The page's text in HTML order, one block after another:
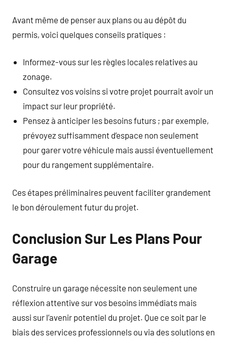
Avant même de penser aux plans ou au dépôt du
permis, voici quelques conseils pratiques :
Informez-vous sur les règles locales relatives au
zonage.
Consultez vos voisins si votre projet pourrait avoir un
impact sur leur propriété.
Pensez à anticiper les besoins futurs ; par exemple,
prévoyez suffisamment d’espace non seulement
pour garer votre véhicule mais aussi éventuellement
pour du rangement supplémentaire.
Ces étapes préliminaires peuvent faciliter grandement
le bon déroulement futur du projet.
Conclusion Sur Les Plans Pour
Garage
Construire un garage nécessite non seulement une
réflexion attentive sur vos besoins immédiats mais
aussi sur l’avenir potentiel du projet. Que ce soit par le
biais des services professionnels ou via des solutions en